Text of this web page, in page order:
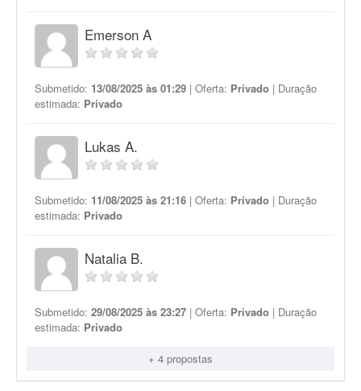
Emerson A
Submetido: 13/08/2025 às 01:29 | Oferta: Privado | Duração
estimada: Privado
Lukas A.
Submetido: 11/08/2025 às 21:16 | Oferta: Privado | Duração
estimada: Privado
Natalia B.
Submetido: 29/08/2025 às 23:27 | Oferta: Privado | Duração
estimada: Privado
+ 4 propostas